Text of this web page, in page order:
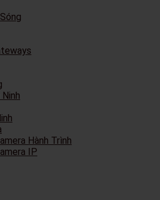
Hành Trình
IP